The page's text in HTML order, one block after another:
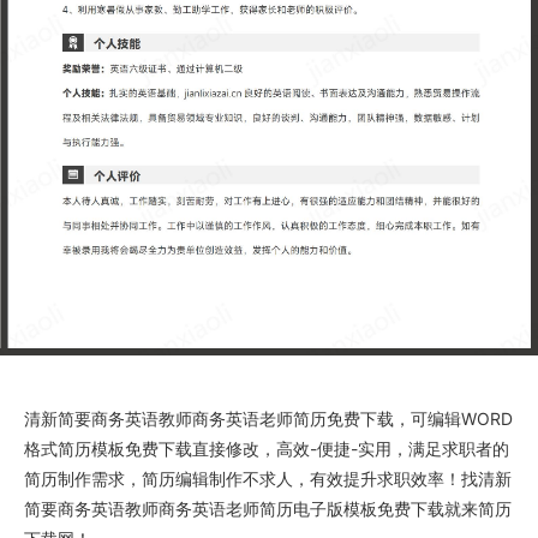
清新简要商务英语教师商务英语老师简历免费下载 ，可编辑WORD
格式简历模板免费下载直接修改，高效-便捷-实用，满足求职者的
简历制作需求，简历编辑制作不求人，有效提升求职效率！找清新
简要商务英语教师商务英语老师简历电子版模板免费下载就来简历